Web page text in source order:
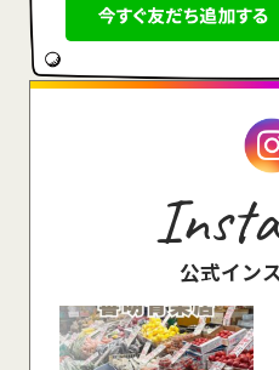
公式イン